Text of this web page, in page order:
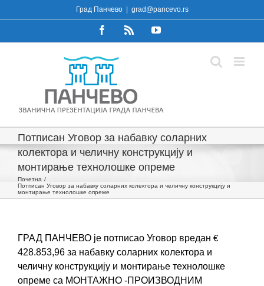
to
Град Панчево grad@pancevo.rs
FacebookRss YouTube
Потписан Уговор за набавку соларних
колектора и челичну конструкцију и
монтирање технолошке опреме
Почетна
Потписан Уговор за набавку соларних колектора и челичну конструкцију и
монтирање технолошке опреме
ГРАД ПАНЧЕВО је потписао Уговор вредан €
428.853,96 за набавку соларних колектора и
челичну конструкцију и монтирање технолошке
опреме са МОНТАЖНО -ПРОИЗВОДН ИМ